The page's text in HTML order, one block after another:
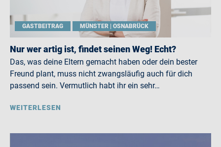
GASTBEITRAG MÜNSTER | OSNABRÜCK
Nur wer artig ist, findet seinen Weg! Echt?
Das, was deine Eltern gemacht haben oder dein bester
Freund plant, muss nicht zwangsläufig auch für dich
passend sein. Vermutlich habt ihr ein sehr…
WEITERLESEN